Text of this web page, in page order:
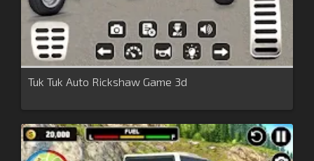
Tuk Tuk Auto Rickshaw Game 3d